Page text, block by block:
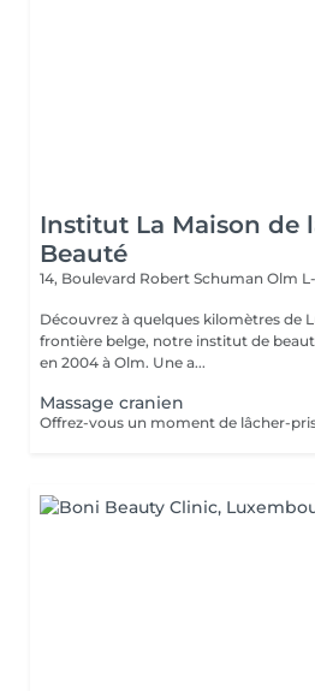
Institut La Maison de
Beauté
14, Boulevard Robert Schuman Olm
Découvrez à quelques kilomètres de
frontière belge, notre institut de
en 2004 à Olm. Une a...
Massage cranien